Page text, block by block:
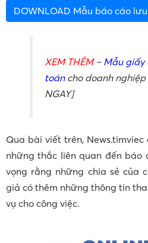
DOWNLOAD Mẫu báo cáo
XEM THÊM– Mẫu giấy
toáncho doanh nghiệp
NGAY]
Qua bài viết trên,
những thắc liên quan đến báo
vọng rằng những chia sẻ của
giả có thêm những thông tin
vụ cho công việc.